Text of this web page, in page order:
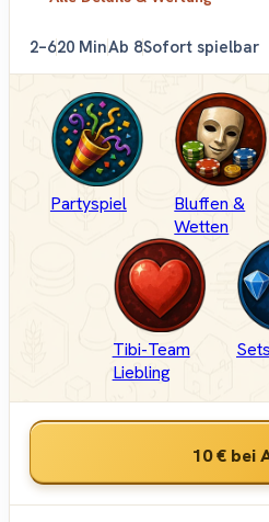
2–620 MinAb 8Sofort spielbar
Partyspiel
Bluffen &
Wetten
Tibi-Team
Liebling
10 € bei